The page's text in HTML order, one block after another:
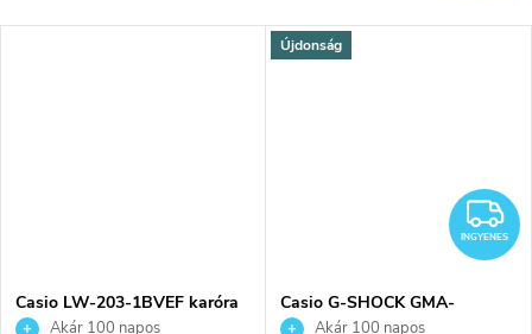
Casio LW-203-1BVEF karóra
Akár 100 napos
Újdonság
INGYENES
Casio G-SHOCK GMA-
S2100BA-4AER karóra
Akár 100 napos